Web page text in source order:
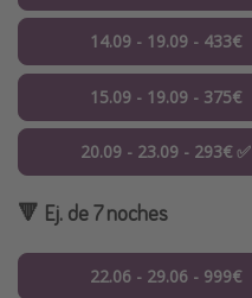
14.09 - 19.09 - 433€
15.09 - 19.09 - 375€
20.09 - 23.09 - 293€ ✅
🔻 Ej. de 7 noches
22.06 - 29.06 - 999€